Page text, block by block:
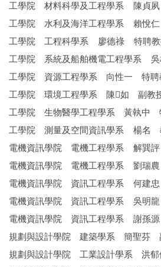
工學院 材料科學及工程學系 陳貞
工學院 水利及海洋工程學系 賴悅
工學院 工程科學系 廖德祿 特聘教
工學院 系統及船舶機電工程學系
工學院 資源工程學系 向性一 特聘
工學院 環境工程學系 陳𡡶如 副教
工學院 生物醫學工程學系 黃執中
工學院 測量及空間資訊學系 楊名
電機資訊學院 電機工程學系 解巽
電機資訊學院 電機工程學系 劉瑞
電機資訊學院 資訊工程學系 何建
電機資訊學院 資訊工程學系 吳明
電機資訊學院 資訊工程學系 謝孫
規劃與設計學院 建築學系 簡聖芬
規劃與設計學院 工業設計學系 洪